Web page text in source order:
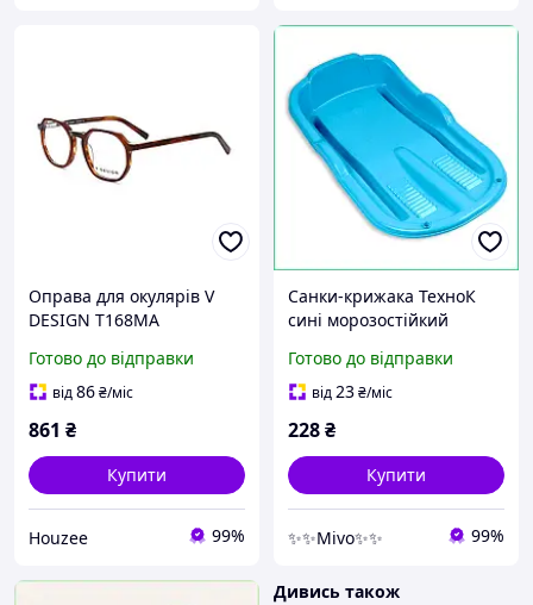
Оправа для окулярів V
DESIGN T168MA
медична для дітей легка
та міцна
Готово до відправки
від86₴/міс
861 ₴
Купити
Houzee 99%
Санки-крижака ТехноК
сині морозостійкий
ручками аеродинамічні
міцні 20кг
Готово до відправки
від23₴/міс
228₴
Купити
✨✨Mivo✨✨ 99%
Дивись також